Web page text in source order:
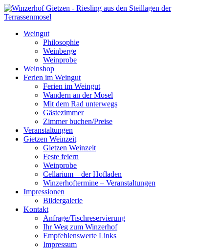
Weingut
Philosophie
Weinberge
Weinprobe
Weinshop
Ferien im Weingut
Ferien im Weingut
Wandern an der Mosel
Mit dem Rad unterwegs
Gästezimmer
Zimmer buchen/Preise
Veranstaltungen
Gietzen Weinzeit
Gietzen Weinzeit
Feste feiern
Weinprobe
Cellarium – der Hofladen
Winzerhoftermine – Veranstaltungen
Impressionen
Bildergalerie
Kontakt
Anfrage/Tischreservierung
Ihr Weg zum Winzerhof
Empfehlenswerte Links
Impressum